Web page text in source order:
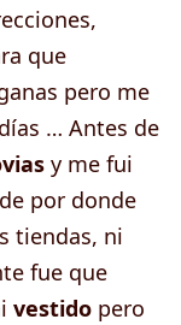
que
pero me
… Antes de
y me fui
por donde
tiendas, ni
fue que
vestido pero